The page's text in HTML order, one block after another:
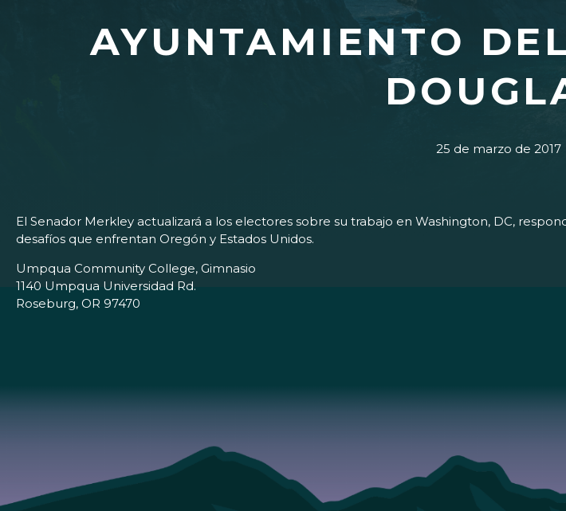
AYUNTAMIENTO
25 de marzo de 2017
El Senador Merkley actualizará a los electores sobre su trabajo en Washington, DC,
desafíos que enfrentan Oregón y Estados Unidos.
Umpqua Community College, Gimnasio
1140 Umpqua Universidad Rd.
Roseburg, OR 97470